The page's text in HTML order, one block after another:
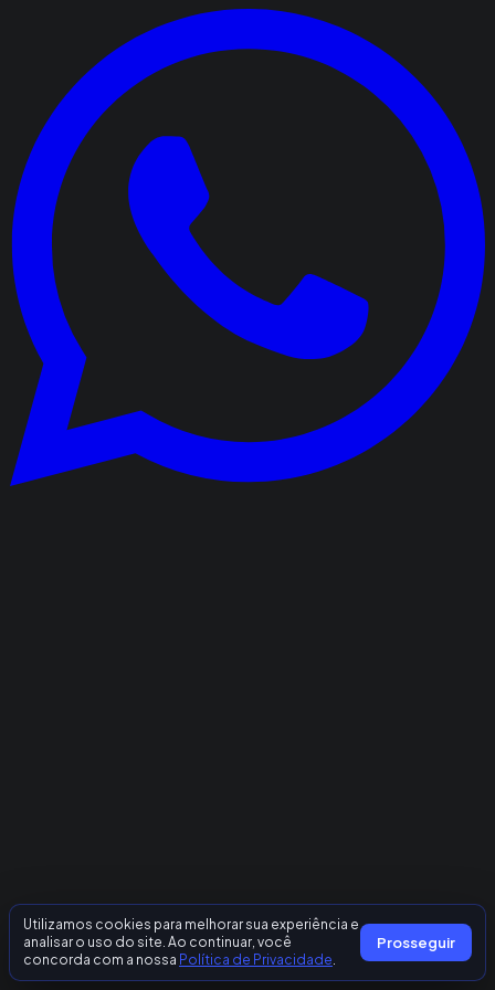
Utilizamos cookies para melhorar sua experiência e
analisar o uso do site. Ao continuar, você
concorda com a nossa Política de Privacidade.
Prosseguir